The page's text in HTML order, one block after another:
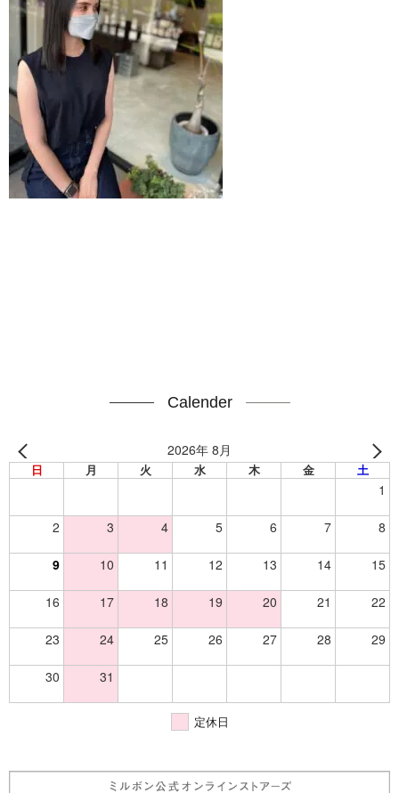
Calender
2026年 8月
日 月 火 水 木 金 土
1
2 3 4 5 6 7 8
9 10 11 12 13 14 15
16 17 18 19 20 21 22
23 24 25 26 27 28 29
30 31
定休日